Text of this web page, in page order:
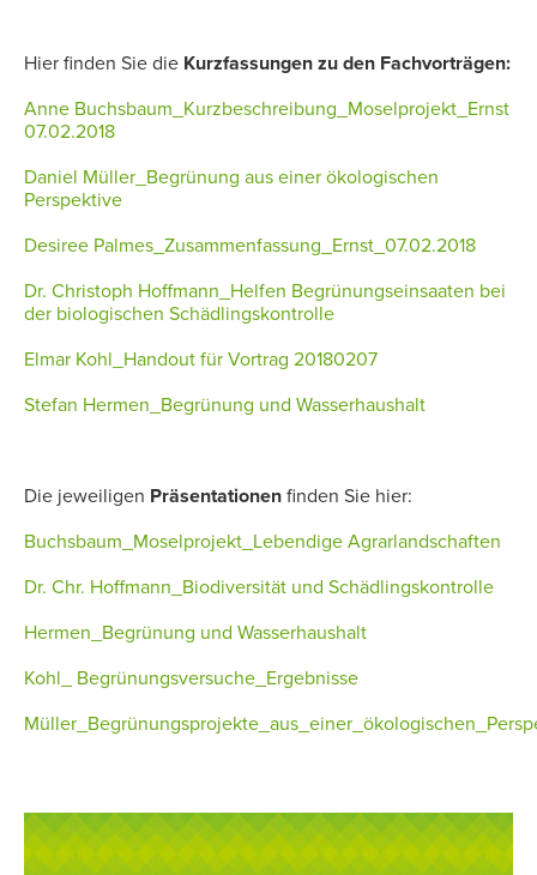
Hier finden Sie die Kurzfassungen zu den Fachvorträgen:
Anne Buchsbaum_Kurzbeschreibung_Moselprojekt_Ernst
07.02.2018
Daniel Müller_Begrünung aus einer ökologischen
Perspektive
Desiree Palmes_Zusammenfassung_Ernst_07.02.2018
Dr. Christoph Hoffmann_Helfen Begrünungseinsaaten bei
der biologischen Schädlingskontrolle
Elmar Kohl_Handout für Vortrag 20180207
Stefan Hermen_Begrünung und Wasserhaushalt
Die jeweiligen Präsentationen finden Sie hier:
Buchsbaum_Moselprojekt_Lebendige Agrarlandschaften
Dr. Chr. Hoffmann_Biodiversität und Schädlingskontrolle
Hermen_Begrünung und Wasserhaushalt
Kohl_ Begrünungsversuche_Ergebnisse